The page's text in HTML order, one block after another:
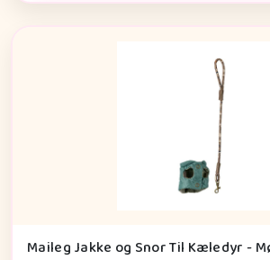
Maileg Jakke og Snor Til Kæledyr -